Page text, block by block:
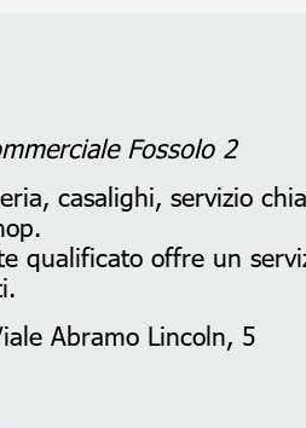
Fossolo 2
casalighi, servizio
qualificato offre un
Abramo Lincoln, 5